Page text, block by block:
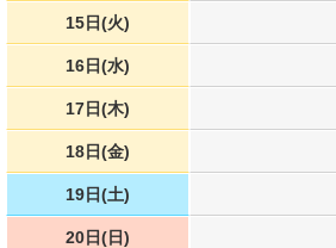
15日(火)
16日(水)
17日(木)
18日(金)
19日(土)
20日(日)